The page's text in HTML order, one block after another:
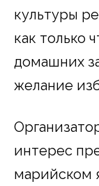
культуры
как только
домашних
желание
интерес
марийском